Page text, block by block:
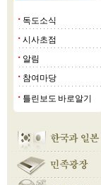
■ 독도소식
■ 시사초점
■ 알림
■ 참여마당
■ 틀린보도 바로알기